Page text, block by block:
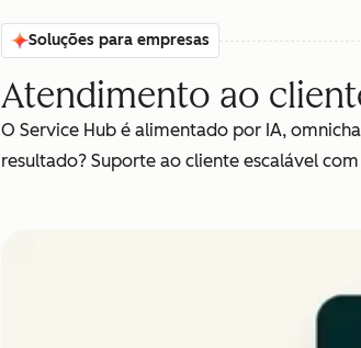
Soluções para empresas
Atendimento ao
O Service Hub é alimentado por IA,
resultado? Suporte ao cliente escalável